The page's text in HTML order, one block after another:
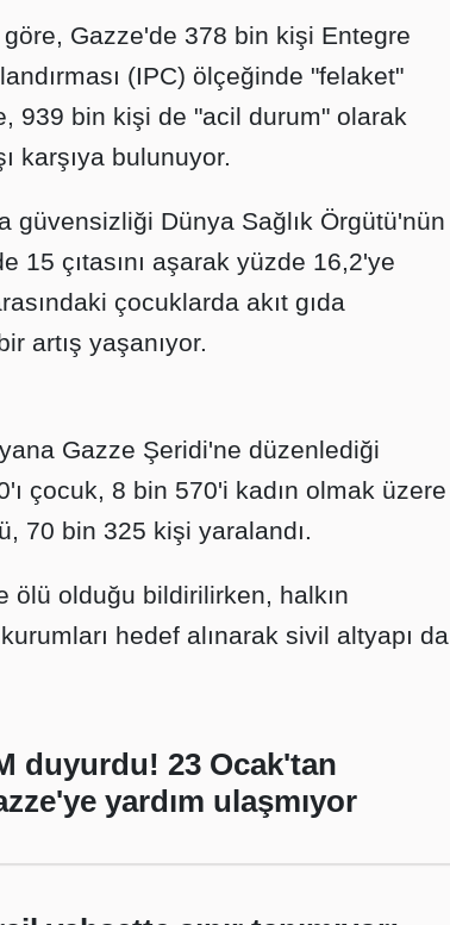
Gazze'de 378 bin kişi Entegre
(IPC) ölçeğinde "felaket"
939 bin kişi de "acil durum" olarak
karşıya bulunuyor.
güvensizliği Dünya Sağlık Örgütü'nün
15 çıtasını aşarak yüzde 16,2'ye
çocuklarda akıt gıda
artış yaşanıyor.
Gazze Şeridi'ne düzenlediği
çocuk, 8 bin 570'i kadın olmak üzere
70 bin 325 kişi yaralandı.
ölü olduğu bildirilirken, halkın
hedef alınarak sivil altyapı da
duyurdu! 23 Ocak'tan
yardım ulaşmıyor